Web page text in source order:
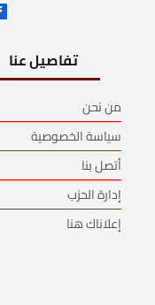
تفاصيل عنا
من نحن
سياسة الخصوصية
أتصل بنا
إدارة الحزب
إعلاناك هنا